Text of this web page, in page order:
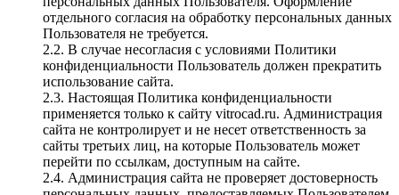
отдельного согласия на обработку персональных данных
Пользователя не требуется.
2.2. В случае несогласия с условиями Политики
конфиденциальности Пользователь должен прекратить
использование сайта.
2.3. Настоящая Политика конфиденциальности
применяется только к сайту vitrocad.ru. Администрация
сайта не контролирует и не несет ответственность за
сайты третьих лиц, на которые Пользователь может
перейти по ссылкам, доступным на сайте.
2.4. Администрация сайта не проверяет достоверность